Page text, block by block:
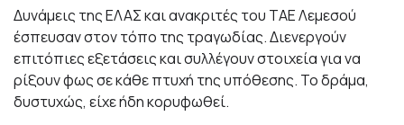
Δυνάμεις της ΕΛΑΣ και ανακριτές του ΤΑΕ Λεμεσού
έσπευσαν στον τόπο της τραγωδίας. Διενεργούν
επιτόπιες εξετάσεις και συλλέγουν στοιχεία για να
ρίξουν φως σε κάθε πτυχή της υπόθεσης. Το δράμα,
δυστυχώς, είχε ήδη κορυφωθεί.